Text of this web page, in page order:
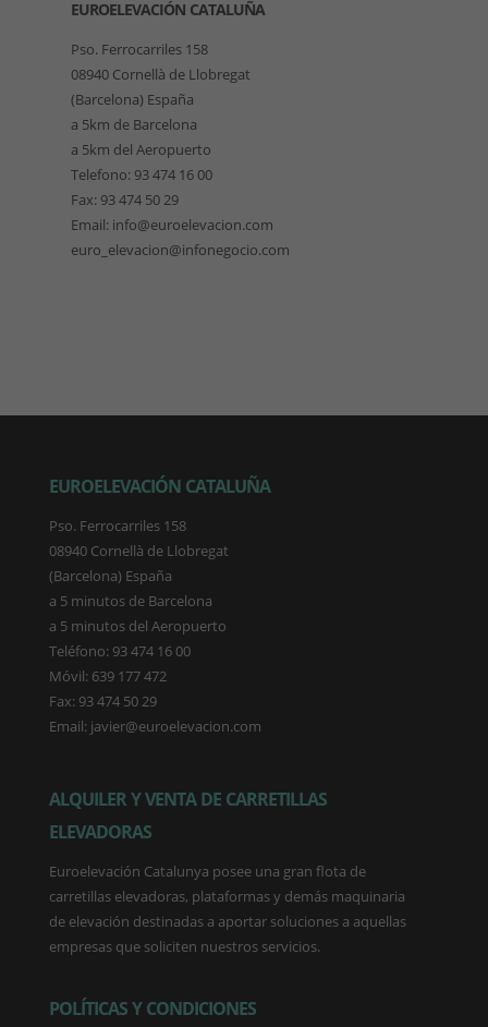
EUROELEVACIÓN CATALUÑA
Pso. Ferrocarriles 158
08940 Cornellà de Llobregat
(Barcelona) España
a 5km de Barcelona
a 5km del Aeropuerto
Telefono: 93 474 16 00
Fax: 93 474 50 29
Email: info@euroelevacion.com
euro_elevacion@infonegocio.com
EUROELEVACIÓN CATALUÑA
Pso. Ferrocarriles 158
08940 Cornellà de Llobregat
(Barcelona) España
a 5 minutos de Barcelona
a 5 minutos del Aeropuerto
Teléfono: 93 474 16 00
Móvil: 639 177 472
Fax: 93 474 50 29
Email: javier@euroelevacion.com
ALQUILER Y VENTA DE CARRETILLAS
ELEVADORAS
Euroelevación Catalunya posee una gran flota de
carretillas elevadoras, plataformas y demás maquinaria
de elevación destinadas a aportar soluciones a aquellas
empresas que soliciten nuestros servicios.
POLÍTICAS Y CONDICIONES